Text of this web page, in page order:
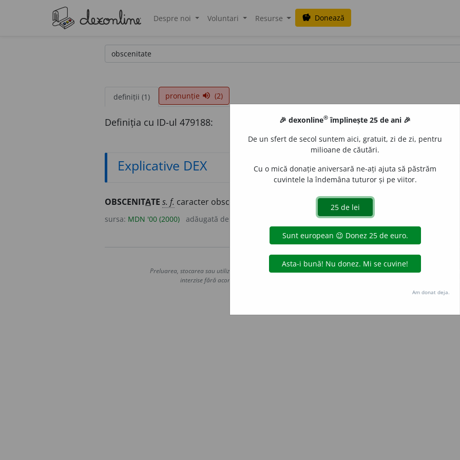
Despre noi Voluntari Resurse savings Donează
definiții (1) pronunție volume_up (2)
Definiția cu ID-ul 479188:
Explicative DEX
OBSCENITATE s. f. caracter obscen; vorbă, faptă obscenă. (<fr.obscénité,
sursa: MDN '00 (2000) adăugată de
Copyright © 2004-2026 dexonline (https://dexonline.ro)
Preluarea, stocarea sau utilizarea datelor de pe acest site, inclusiv prin orice metode de extragere automată
interzise fără acordul nostru prealabil scris, cu excepția seturilor de date oferite oficial spre utilizare
Hosterion
🎉 dexonline® împlinește 25 de ani 🎉
De un sfert de secol suntem aici, gratuit, zi de zi, pentru
milioane de căutări.
Cu o mică donație aniversară ne-ați ajuta să păstrăm
cuvintele la îndemâna tuturor și pe viitor.
Am donat deja.